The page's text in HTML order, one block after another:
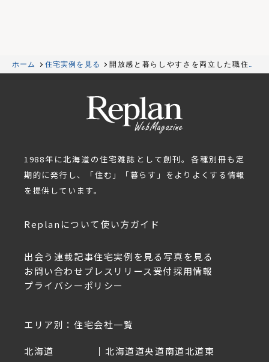
ホーム 住宅実例を見る
開放感と暮らしやすさを両立した職住近
接の農家住宅
1988年に北海道の住宅雑誌として創刊。各種別冊も定
期的に発行し、「住む」「暮らす」をよりよくする情報
を提供しています。
Replanについて使い方ガイド
出会う 連載記事住宅実例を見る写真を見る
お問い合わせ プレスリリース受付採用情報
プライバシーポリシー
エリア別：住宅会社一覧
北海道 北海道道央道南道北道東